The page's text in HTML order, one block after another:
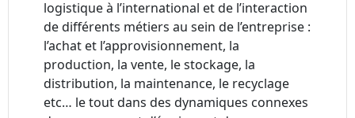
logistique à l’international et de l’interaction
de différents métiers au sein de l’entreprise :
l’achat et l’approvisionnement, la
production, la vente, le stockage, la
distribution, la maintenance, le recyclage
etc… le tout dans des dynamiques connexes